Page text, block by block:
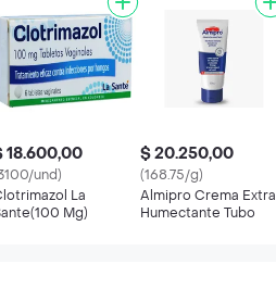
18.600,00
und)
La
Mg)
$ 20.250,00
(168.75/g)
Almipro Crema Extra
Humectante Tubo